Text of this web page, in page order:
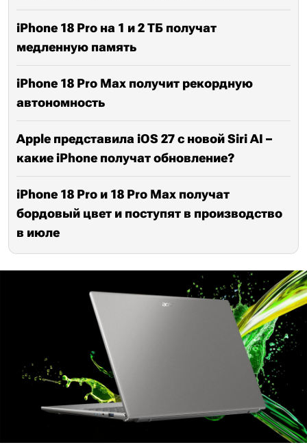
iPhone 18 Pro на 1 и 2 ТБ получат
медленную память
iPhone 18 Pro Max получит рекордную
автономность
Apple представила iOS 27 с новой Siri AI –
какие iPhone получат обновление?
iPhone 18 Pro и 18 Pro Max получат
бордовый цвет и поступят в производство
в июле